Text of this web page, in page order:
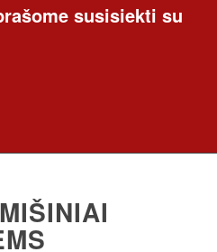
susisiekti su